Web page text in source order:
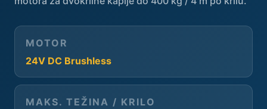
MOTOR
24V DC Brushless
MAKS. TEŽINA / KRILO